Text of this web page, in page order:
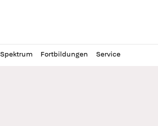
Spektrum Fortbildungen Service